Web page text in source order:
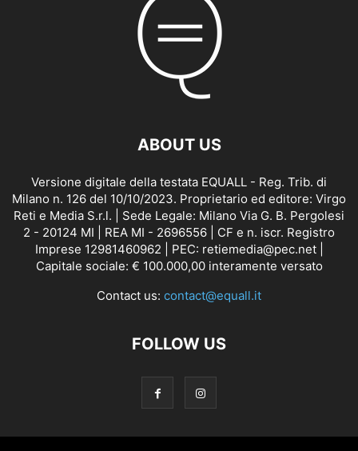
ABOUT US
Versione digitale della testata EQUALL - Reg. Trib. di
Milano n. 126 del 10/10/2023. Proprietario ed editore: Virgo
Reti e Media S.r.l. | Sede Legale: Milano Via G. B. Pergolesi
2 - 20124 MI | REA MI - 2696556 | CF e n. iscr. Registro
Imprese 12981460962 | PEC: retiemedia@pec.net |
Capitale sociale: € 100.000,00 interamente versato
Contact us: contact@equall.it
FOLLOW US